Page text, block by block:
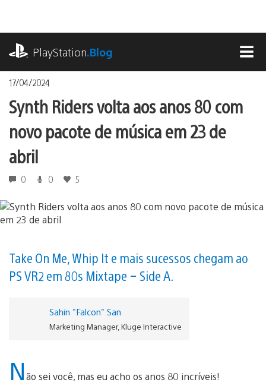
o
conteúdo
PlayStation.Blog
17/04/2024
Synth Riders volta aos anos 80 com
novo pacote de música em 23 de
abril
0 0 5
Take On Me, Whip It e mais sucessos chegam ao
PS VR2 em 80s Mixtape – Side A.
Sahin "Falcon" San
Marketing Manager, Kluge Interactive
Não sei você, mas eu acho os anos 80 incríveis!